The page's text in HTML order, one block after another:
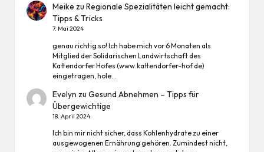
Meike zuRegionale Spezialitäten leicht gemacht:
Tipps & Tricks
7. Mai 2024
genau richtig so! Ich habe mich vor 6 Monaten als
Mitglied der Solidarischen Landwirtschaft des
Kattendorfer Hofes (www.kattendorfer-hof.de)
eingetragen, hole…
Evelyn zuGesund Abnehmen – Tipps für
Übergewichtige
18. April 2024
Ich bin mir nicht sicher, dass Kohlenhydrate zu einer
ausgewogenen Ernährung gehören. Zumindest nicht,